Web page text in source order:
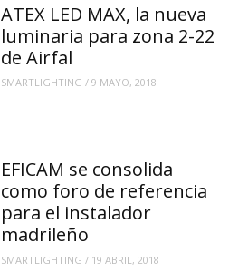
ATEX LED MAX, la nueva
luminaria para zona 2-22
de Airfal
SMARTLIGHTING /9 MAYO, 2018
EFICAM se consolida
como foro de referencia
para el instalador
madrileño
SMARTLIGHTING / 19 ABRIL, 2018